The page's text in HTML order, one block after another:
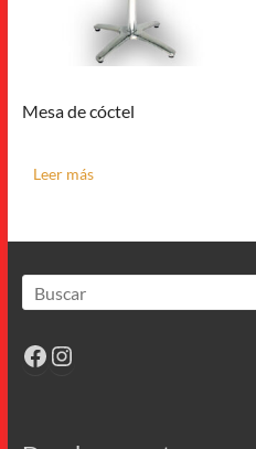
Mesa de cóctel
Leer más
Facebook
Instagram